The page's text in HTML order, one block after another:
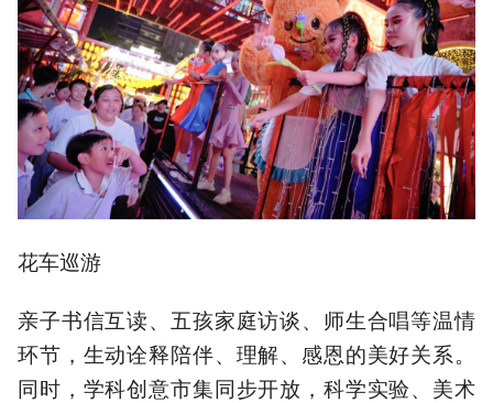
花车巡游
亲子书信互读、五孩家庭访谈、师生合唱等温情
环节，生动诠释陪伴、理解、感恩的美好关系。
同时，学科创意市集同步开放，科学实验、美术